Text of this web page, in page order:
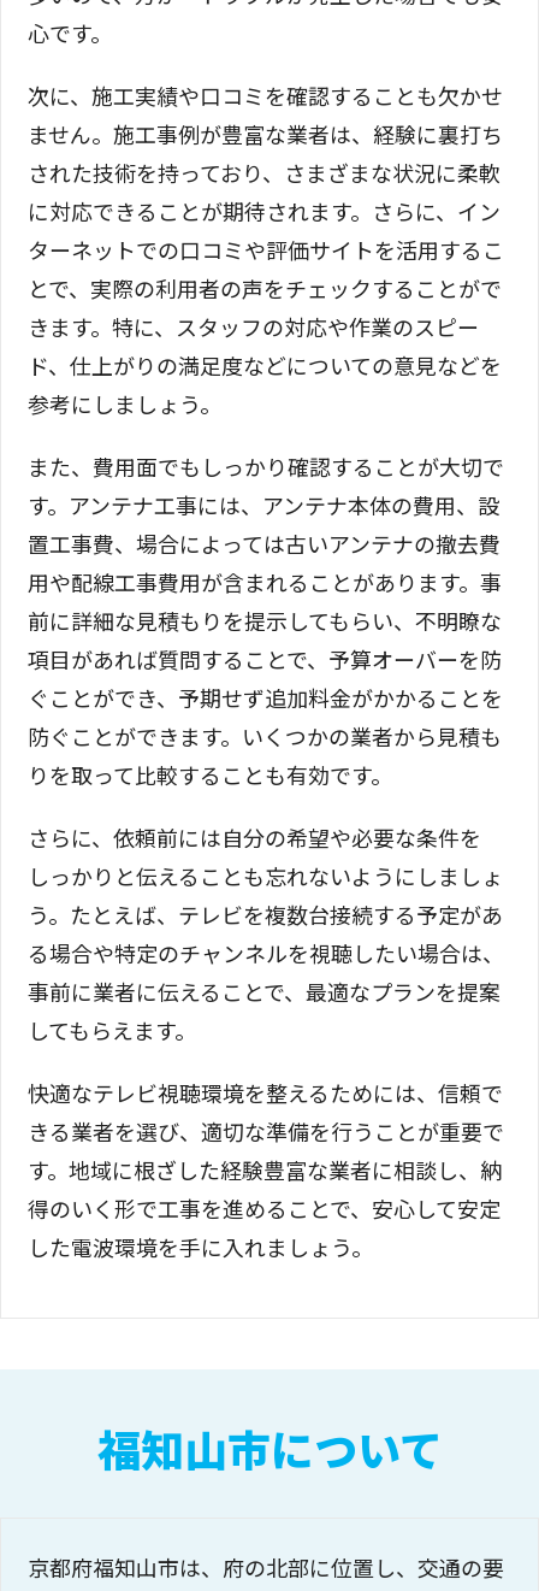
心です。
次に、施工実績や口コミを確認することも欠かせ
ません。施工事例が豊富な業者は、経験に裏打ち
された技術を持っており、さまざまな状況に柔軟
に対応できることが期待されます。さらに、イン
ターネットでの口コミや評価サイトを活用するこ
とで、実際の利用者の声をチェックすることがで
きます。特に、スタッフの対応や作業のスピー
ド、仕上がりの満足度などについての意見などを
参考にしましょう。
また、費用面でもしっかり確認することが大切で
す。アンテナ工事には、アンテナ本体の費用、設
置工事費、場合によっては古いアンテナの撤去費
用や配線工事費用が含まれることがあります。事
前に詳細な見積もりを提示してもらい、不明瞭な
項目があれば質問することで、予算オーバーを防
ぐことができ、予期せず追加料金がかかることを
防ぐことができます。いくつかの業者から見積も
りを取って比較することも有効です。
さらに、依頼前には自分の希望や必要な条件を
しっかりと伝えることも忘れないようにしましょ
う。たとえば、テレビを複数台接続する予定があ
る場合や特定のチャンネルを視聴したい場合は、
事前に業者に伝えることで、最適なプランを提案
してもらえます。
快適なテレビ視聴環境を整えるためには、信頼で
きる業者を選び、適切な準備を行うことが重要で
す。地域に根ざした経験豊富な業者に相談し、納
得のいく形で工事を進めることで、安心して安定
した電波環境を手に入れましょう。
福知山市について
京都府福知山市は、府の北部に位置し、交通の要